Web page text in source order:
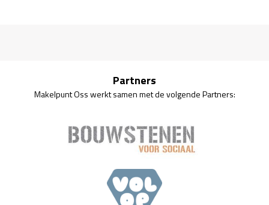
Partners
Makelpunt Oss werkt samen met de volgende Partners: